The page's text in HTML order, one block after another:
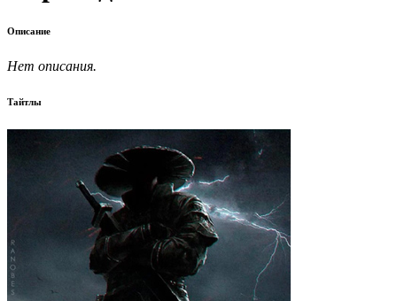
Описание
Нет описания.
Тайтлы